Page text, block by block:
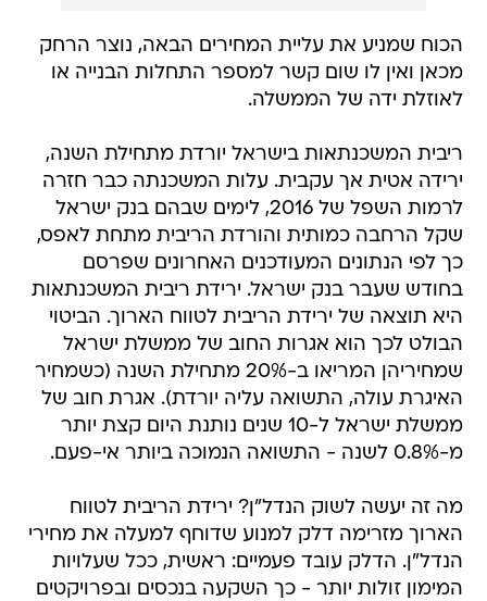
הכוח שמניע את עליית המחירים הבאה, נוצר הרחק
מכאן ואין לו שום קשר למספר התחלות הבנייה או
לאוזלת ידה של הממשלה.
ריבית המשכנתאות בישראל יורדת מתחילת השנה,
ירידה אטית אך עקבית. עלות המשכנתה כבר חזרה
לרמות השפל של 2016, לימים שבהם בנק ישראל
שקל הרחבה כמותית והורדת הריבית מתחת לאפס,
כך לפי הנתונים המעודכנים האחרונים שפרסם
בחודש שעבר בנק ישראל. ירידת ריבית המשכנתאות
היא תוצאה של ירידת הריבית לטווח הארוך. הביטוי
הבולט לכך הוא אגרות החוב של ממשלת ישראל
שמחיריהן המריאו ב-20% מתחילת השנה (כשמחיר
האיגרת עולה, התשואה עליה יורדת). אגרת חוב של
ממשלת ישראל ל-10 שנים נותנת היום קצת יותר
מ-0.8% לשנה - התשואה הנמוכה ביותר אי-פעם.
מה זה יעשה לשוק הנדל"ן? ירידת הריבית לטווח
הארוך מזרימה דלק למנוע שדוחף למעלה את מחירי
הנדל"ן. הדלק עובד פעמיים: ראשית, ככל שעלויות
המימון זולות יותר - כך השקעה בנכסים ובפרויקטים